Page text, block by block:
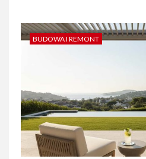
BUDOWA I REMONT